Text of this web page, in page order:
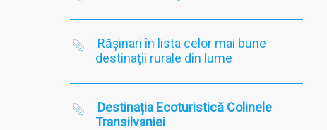
Rășinari în lista celor mai bune
destinații rurale din lume
Destinația Ecoturistică Colinele
Transilvaniei